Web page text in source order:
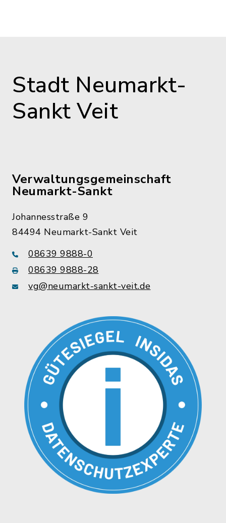
Stadt Neumarkt-
Sankt Veit
Verwaltungsgemeinschaft
Neumarkt-Sankt
Johannesstraße 9
84494 Neumarkt-Sankt Veit
08639 9888-0
08639 9888-28
vg@neumarkt-sankt-veit.de